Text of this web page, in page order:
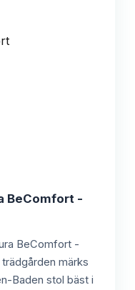
BeComfort -
BeComfort -
märks
Baden stol bäst i